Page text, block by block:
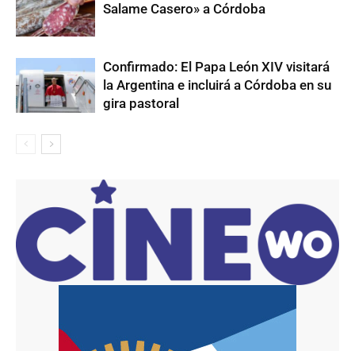
Salame Casero» a Córdoba
Confirmado: El Papa León XIV visitará
la Argentina e incluirá a Córdoba en su
gira pastoral